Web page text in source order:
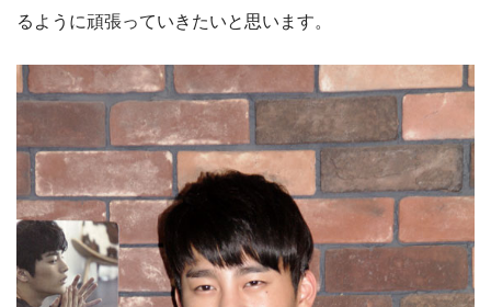
るように頑張っていきたいと思います。